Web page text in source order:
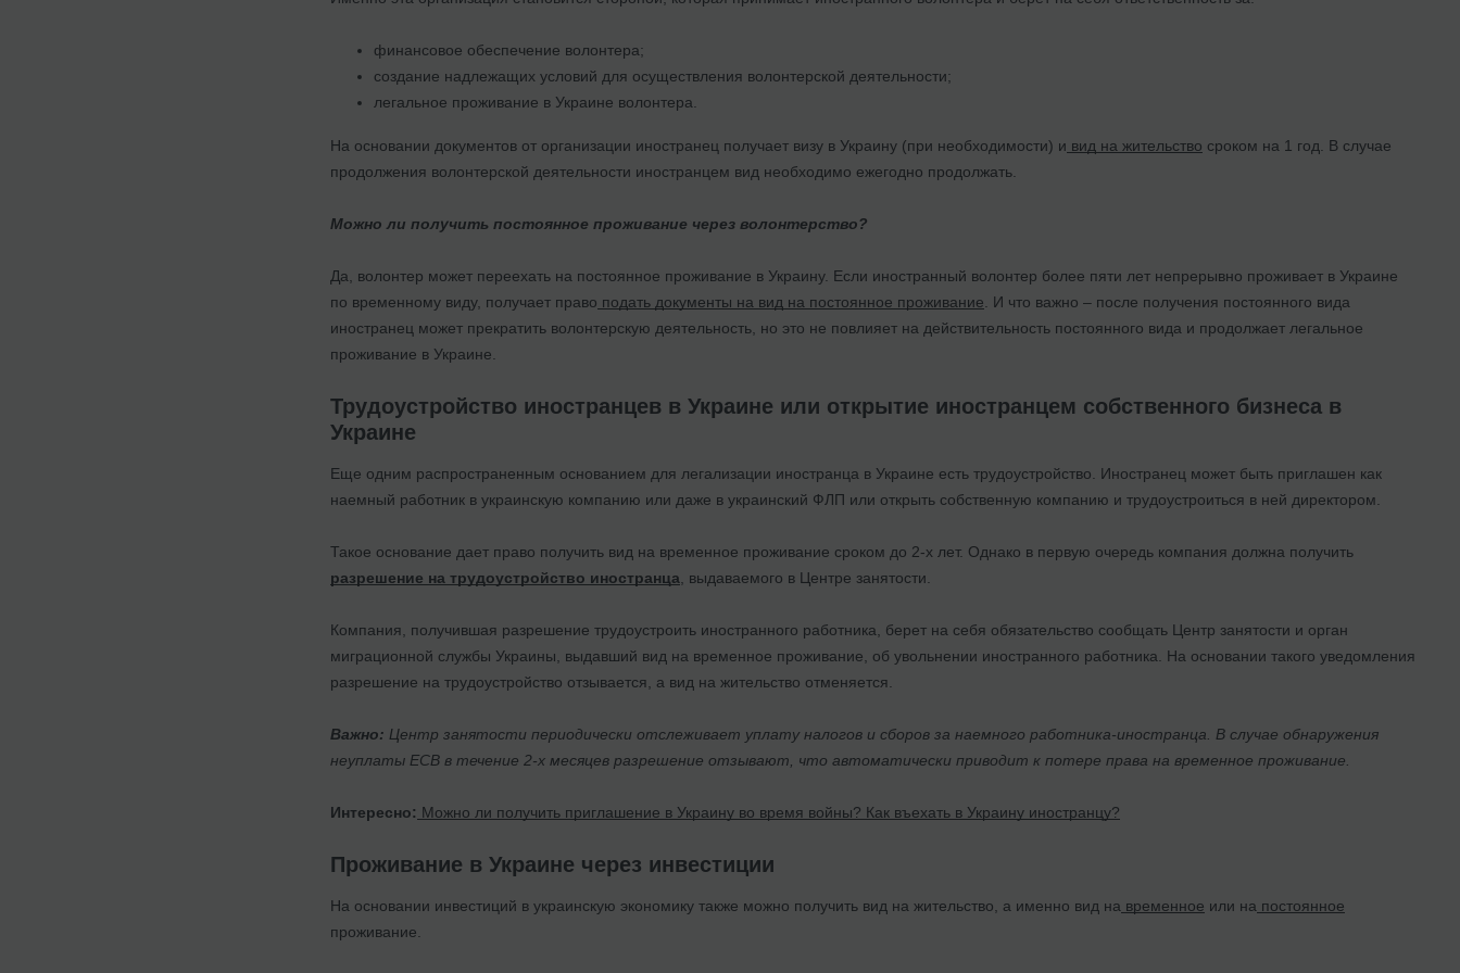
финансовое обеспечение волонтера;
создание надлежащих условий для осуществления волонтерской деятельности;
легальное проживание в Украине волонтера.
На основании документов от организации иностранец получает визу в Украину (при необходимости) и вид на жительство сроком на 1 год. В случае
продолжения волонтерской деятельности иностранцем вид необходимо ежегодно продолжать.
Можно ли получить постоянное проживание через волонтерство?
Да, волонтер может переехать на постоянное проживание в Украину. Если иностранный волонтер более пяти лет непрерывно проживает в Украине
по временному виду, получает право подать документы на вид на постоянное проживание . И что важно – после получения постоянного вида
иностранец может прекратить волонтерскую деятельность, но это не повлияет на действительность постоянного вида и продолжает легальное
проживание в Украине.
Трудоустройство иностранцев в Украине или открытие иностранцем собственного бизнеса в
Украине
Еще одним распространенным основанием для легализации иностранца в Украине есть трудоустройство. Иностранец может быть приглашен как
наемный работник в украинскую компанию или даже в украинский ФЛП или открыть собственную компанию и трудоустроиться в ней директором.
Такое основание дает право получить вид на временное проживание сроком до 2-х лет. Однако в первую очередь компания должна получить
разрешение на трудоустройство иностранца , выдаваемого в Центре занятости.
Компания, получившая разрешение трудоустроить иностранного работника, берет на себя обязательство сообщать Центр занятости и орган
миграционной службы Украины, выдавший вид на временное проживание, об увольнении иностранного работника. На основании такого уведомления
разрешение на трудоустройство отзывается, а вид на жительство отменяется.
Важно: Центр занятости периодически отслеживает уплату налогов и сборов за наемного работника-иностранца. В случае обнаружения
неуплаты ЕСВ в течение 2-х месяцев разрешение отзывают, что автоматически приводит к потере права на временное проживание.
Интересно: Можно ли получить приглашение в Украину во время войны? Как въехать в Украину иностранцу?
Проживание в Украине через инвестиции
На основании инвестиций в украинскую экономику также можно получить вид на жительство, а именно вид на временное или на постоянное
проживание.